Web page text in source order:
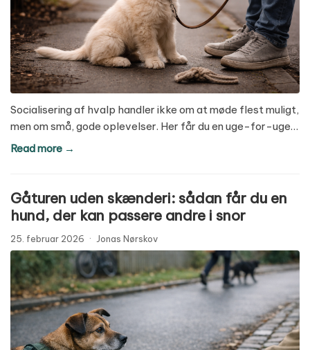
Socialisering af hvalp handler ikke om at møde flest muligt,
men om små, gode oplevelser. Her får du en uge-for-uge…
Read more →
Gåturen uden skænderi: sådan får du en
hund, der kan passere andre i snor
25. februar 2026 · Jonas Nørskov